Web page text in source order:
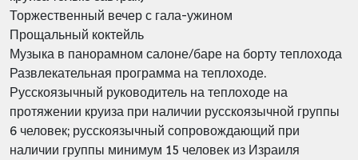
Торжественный вечер с гала-ужином
Прощальный коктейль
Музыка в панорамном салоне/баре на борту теплохода
Развлекательная программа на теплоходе.
Русскоязычный руководитель на теплоходе на
протяжении круиза при наличии русскоязычной группы
6 человек; русскоязычный сопровождающий при
наличии группы минимум 15 человек из Израиля